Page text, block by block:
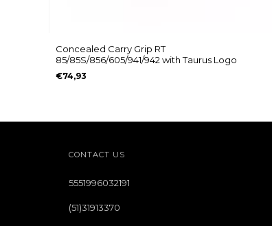
Concealed Carry Grip RT
85/85S/856/605/941/942 with Taurus Logo
€74,93
CONTACT US
5551996032191
(51)31913370